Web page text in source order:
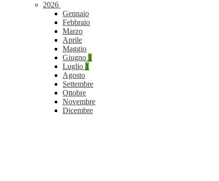
2026
Gennaio
Febbraio
Marzo
Aprile
Maggio
Giugno 1
Luglio 1
Agosto
Settembre
Ottobre
Novembre
Dicembre